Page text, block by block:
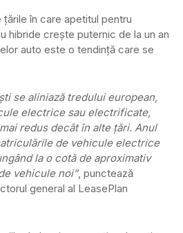
ţările în care apetitul pentru
hibride crește puternic de la un an
auto este o tendinţă care se
se aliniază tredului european,
electrice sau electrificate,
redus decât în alte țări. Anul
de vehicule electrice
la o cotă de aproximativ
vehicule noi”, punctează
general al LeasePlan